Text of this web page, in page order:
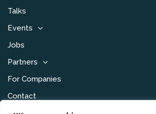
Talks
Events
Jobs
Partners
For Companies
Contact